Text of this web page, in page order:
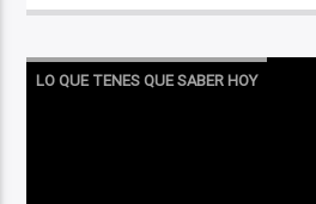
LO QUE TENES QUE SABER HOY